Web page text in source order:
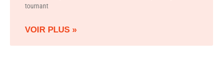
tournant
VOIR PLUS »